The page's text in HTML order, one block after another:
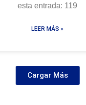
esta entrada: 119
LEER MÁS »
Cargar Más